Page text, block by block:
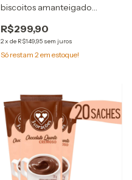
biscoitos amanteigado
R$299,90
2x de R$149,95 sem juros
Só restam 2em estoque!